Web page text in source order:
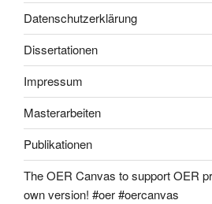
Datenschutzerklärung
Dissertationen
Impressum
Masterarbeiten
Publikationen
The OER Canvas to support OER
own version! #oer #oercanvas